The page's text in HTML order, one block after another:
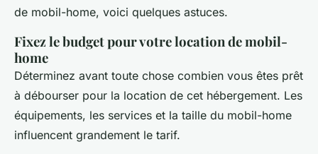
de mobil-home, voici quelques astuces.
Fixez le budget pour votre location de mobil-
home
Déterminez avant toute chose combien vous êtes prêt
à débourser pour la location de cet hébergement. Les
équipements, les services et la taille du mobil-home
influencent grandement le tarif.